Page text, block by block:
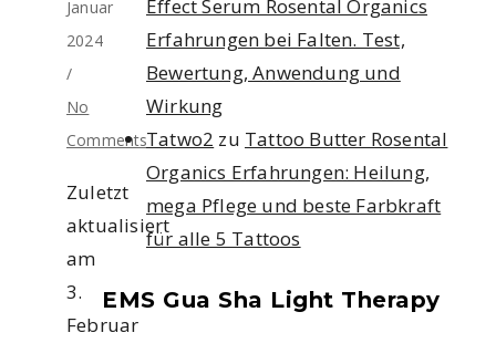
Januar
2024
/
No
Comments
Zuletzt
aktualisiert
am
3.
Februar
Effect Serum Rosental Organics
Erfahrungen bei Falten. Test,
Bewertung, Anwendung und
Wirkung
Tatwo2 zu Tattoo Butter Rosental
Organics Erfahrungen: Heilung,
mega Pflege und beste Farbkraft
für alle 5 Tattoos
EMS Gua Sha Light Therapy